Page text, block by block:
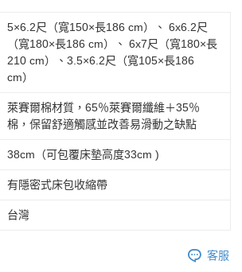
5×6.2尺（寬150×長186 cm）、 6x6.2尺
（寬180×長186 cm）、 6x7尺（寬180×長
210 cm）、3.5×6.2尺（寬105×長186
cm）
萊賽爾棉材質，65％萊賽爾纖維＋35％
棉，保留舒適觸感並改善易滑動之缺點
38cm（可包覆床墊高度33cm )
有隱密式床包收縮帶
台灣
客服